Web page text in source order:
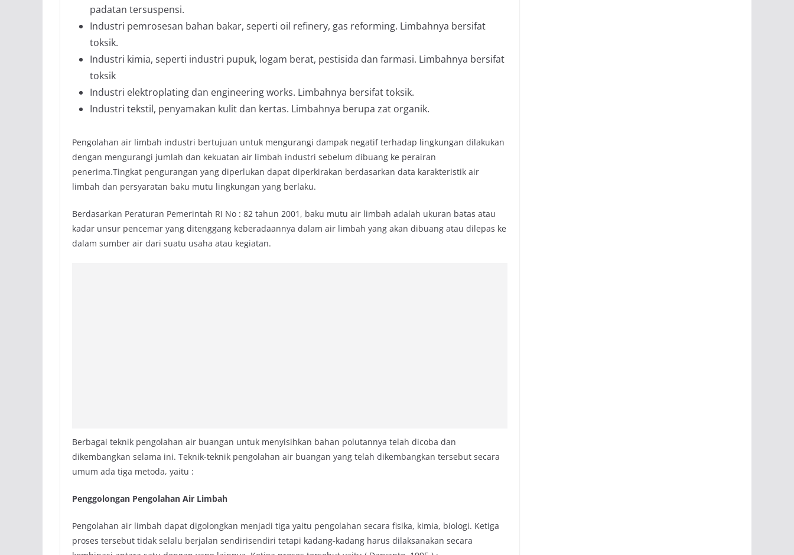
padatan tersuspensi.
Industri pemrosesan bahan bakar, seperti oil refinery, gas reforming. Limbahnya bersifat
toksik.
Industri kimia, seperti industri pupuk, logam berat, pestisida dan farmasi. Limbahnya bersifat
toksik
Industri elektroplating dan engineering works. Limbahnya bersifat toksik.
Industri tekstil, penyamakan kulit dan kertas. Limbahnya berupa zat organik.
Pengolahan air limbah industri bertujuan untuk mengurangi dampak negatif terhadap lingkungan dilakukan
dengan mengurangi jumlah dan kekuatan air limbah industri sebelum dibuang ke perairan
penerima.Tingkat pengurangan yang diperlukan dapat diperkirakan berdasarkan data karakteristik air
limbah dan persyaratan baku mutu lingkungan yang berlaku.
Berdasarkan Peraturan Pemerintah RI No : 82 tahun 2001, baku mutu air limbah adalah ukuran batas atau
kadar unsur pencemar yang ditenggang keberadaannya dalam air limbah yang akan dibuang atau dilepas ke
dalam sumber air dari suatu usaha atau kegiatan.
Berbagai teknik pengolahan air buangan untuk menyisihkan bahan polutannya telah dicoba dan
dikembangkan selama ini. Teknik-teknik pengolahan air buangan yang telah dikembangkan tersebut secara
umum ada tiga metoda, yaitu :
Penggolongan Pengolahan Air Limbah
Pengolahan air limbah dapat digolongkan menjadi tiga yaitu pengolahan secara fisika, kimia, biologi. Ketiga
proses tersebut tidak selalu berjalan sendiri­sendiri tetapi kadang-kadang harus dilaksanakan secara